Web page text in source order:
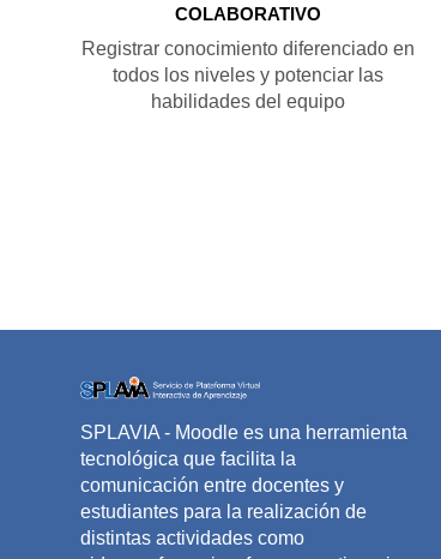
COLABORATIVO
Registrar conocimiento diferenciado en
todos los niveles y potenciar las
habilidades del equipo
SPLAVIA - Moodle es una herramienta
tecnológica que facilita la
comunicación entre docentes y
estudiantes para la realización de
distintas actividades como